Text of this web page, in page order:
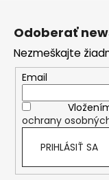
Odoberať
Nezmeškajte
Email
ochrany
PRIHLÁSIŤ SA